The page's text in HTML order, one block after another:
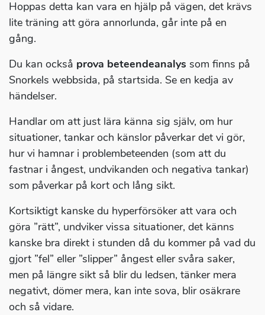
Hoppas detta kan vara en hjälp på vägen, det krävs
lite träning att göra annorlunda, går inte på en
gång.
Du kan också prova beteendeanalys som finns på
Snorkels webbsida, på startsida. Se en kedja av
händelser.
Handlar om att just lära känna sig själv, om hur
situationer, tankar och känslor påverkar det vi gör,
hur vi hamnar i problembeteenden (som att du
fastnar i ångest, undvikanden och negativa tankar)
som påverkar på kort och lång sikt.
Kortsiktigt kanske du hyperförsöker att vara och
göra ”rätt”, undviker vissa situationer, det känns
kanske bra direkt i stunden då du kommer på vad du
gjort ”fel” eller ”slipper” ångest eller svåra saker,
men på längre sikt så blir du ledsen, tänker mera
negativt, dömer mera, kan inte sova, blir osäkrare
och så vidare.